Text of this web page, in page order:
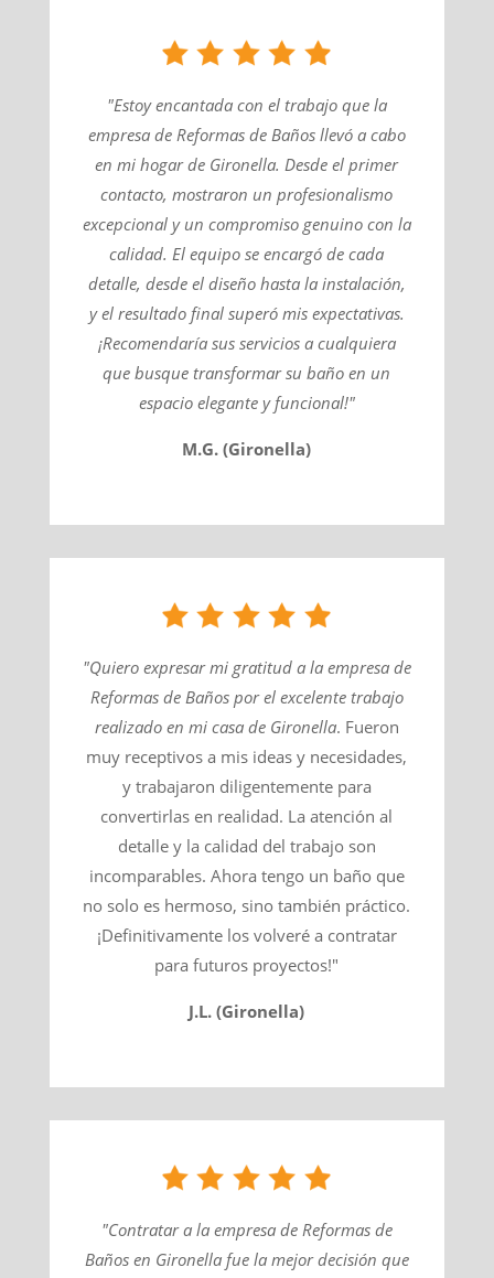
"Estoy encantada con el trabajo que la
empresa de Reformas de Baños llevó a cabo
en mi hogar de Gironella. Desde el primer
contacto, mostraron un profesionalismo
excepcional y un compromiso genuino con la
calidad. El equipo se encargó de cada
detalle, desde el diseño hasta la instalación,
y el resultado final superó mis expectativas.
¡Recomendaría sus servicios a cualquiera
que busque transformar su baño en un
espacio elegante y funcional!"
M.G. (Gironella)
"Quiero expresar mi gratitud a la empresa de
Reformas de Baños por el excelente trabajo
realizado en mi casa de Gironella​. Fueron
muy receptivos a mis ideas y necesidades,
y trabajaron diligentemente para
convertirlas en realidad. La atención al
detalle y la calidad del trabajo son
incomparables. Ahora tengo un baño que
no solo es hermoso, sino también práctico.
¡Definitivamente los volveré a contratar
para futuros proyectos!"
J.L. (Gironella)
"Contratar a la empresa de Reformas de
Baños en Gironella fue la mejor decisión que